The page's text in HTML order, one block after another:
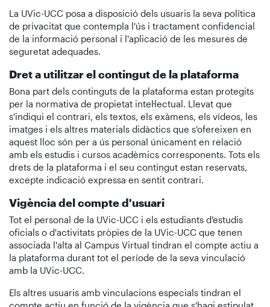
La UVic-UCC posa a disposició dels usuaris la seva política
de privacitat que contempla l'ús i tractament confidencial
de la informació personal i l'aplicació de les mesures de
seguretat adequades.
Dret a utilitzar el contingut de la plataforma
Bona part dels continguts de la plataforma estan protegits
per la normativa de propietat intel·lectual. Llevat que
s'indiqui el contrari, els textos, els exàmens, els vídeos, les
imatges i els altres materials didàctics que s'ofereixen en
aquest lloc són per a ús personal únicament en relació
amb els estudis i cursos acadèmics corresponents. Tots els
drets de la plataforma i el seu contingut estan reservats,
excepte indicació expressa en sentit contrari.
Vigència del compte d'usuari
Tot el personal de la UVic-UCC i els estudiants d'estudis
oficials o d'activitats pròpies de la UVic-UCC que tenen
associada l'alta al Campus Virtual tindran el compte actiu a
la plataforma durant tot el període de la seva vinculació
amb la UVic-UCC.
Els altres usuaris amb vinculacions especials tindran el